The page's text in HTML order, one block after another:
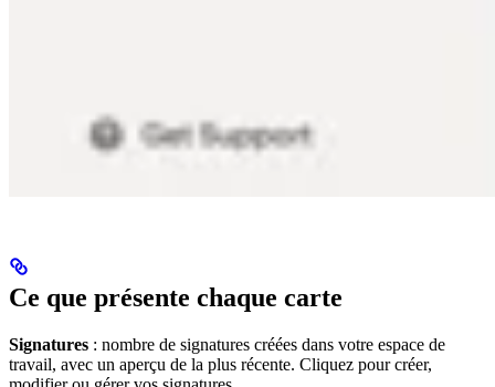
Ce que présente chaque carte
Signatures : nombre de signatures créées dans votre espace de
travail, avec un aperçu de la plus récente. Cliquez pour créer,